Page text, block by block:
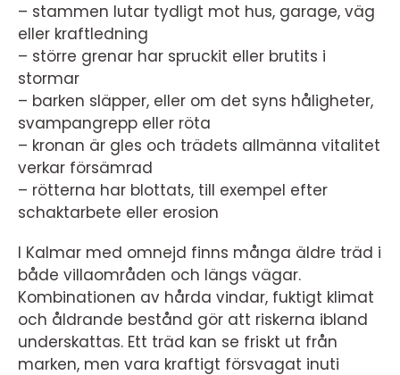
– stammen lutar tydligt mot hus, garage, väg
eller kraftledning
– större grenar har spruckit eller brutits i
stormar
– barken släpper, eller om det syns håligheter,
svampangrepp eller röta
– kronan är gles och trädets allmänna vitalitet
verkar försämrad
– rötterna har blottats, till exempel efter
schaktarbete eller erosion
I Kalmar med omnejd finns många äldre träd i
både villaområden och längs vägar.
Kombinationen av hårda vindar, fuktigt klimat
och åldrande bestånd gör att riskerna ibland
underskattas. Ett träd kan se friskt ut från
marken, men vara kraftigt försvagat inuti